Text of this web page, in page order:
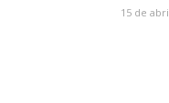
15 de